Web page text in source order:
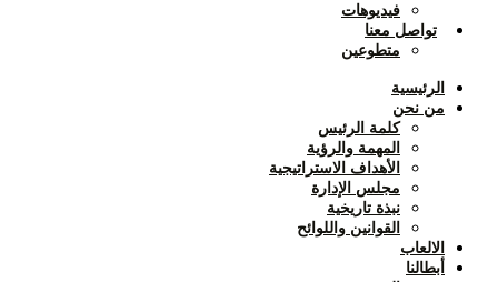
فيديوهات
تواصل معنا
متطوعين
الرئيسية
من نحن
كلمة الرئيس
المهمة والرؤية
الأهداف الاستراتيجية
مجلس الإدارة
نبذة تاريخية
القوانين واللوائح
الالعاب
أبطالنا